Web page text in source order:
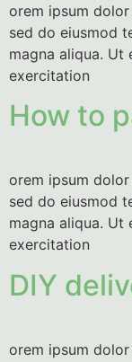
orem ipsum
sed do eiusmod
magna aliqua. Ut
exercitation
How to
orem ipsum
sed do eiusmod
magna aliqua. Ut
exercitation
DIY
orem ipsum